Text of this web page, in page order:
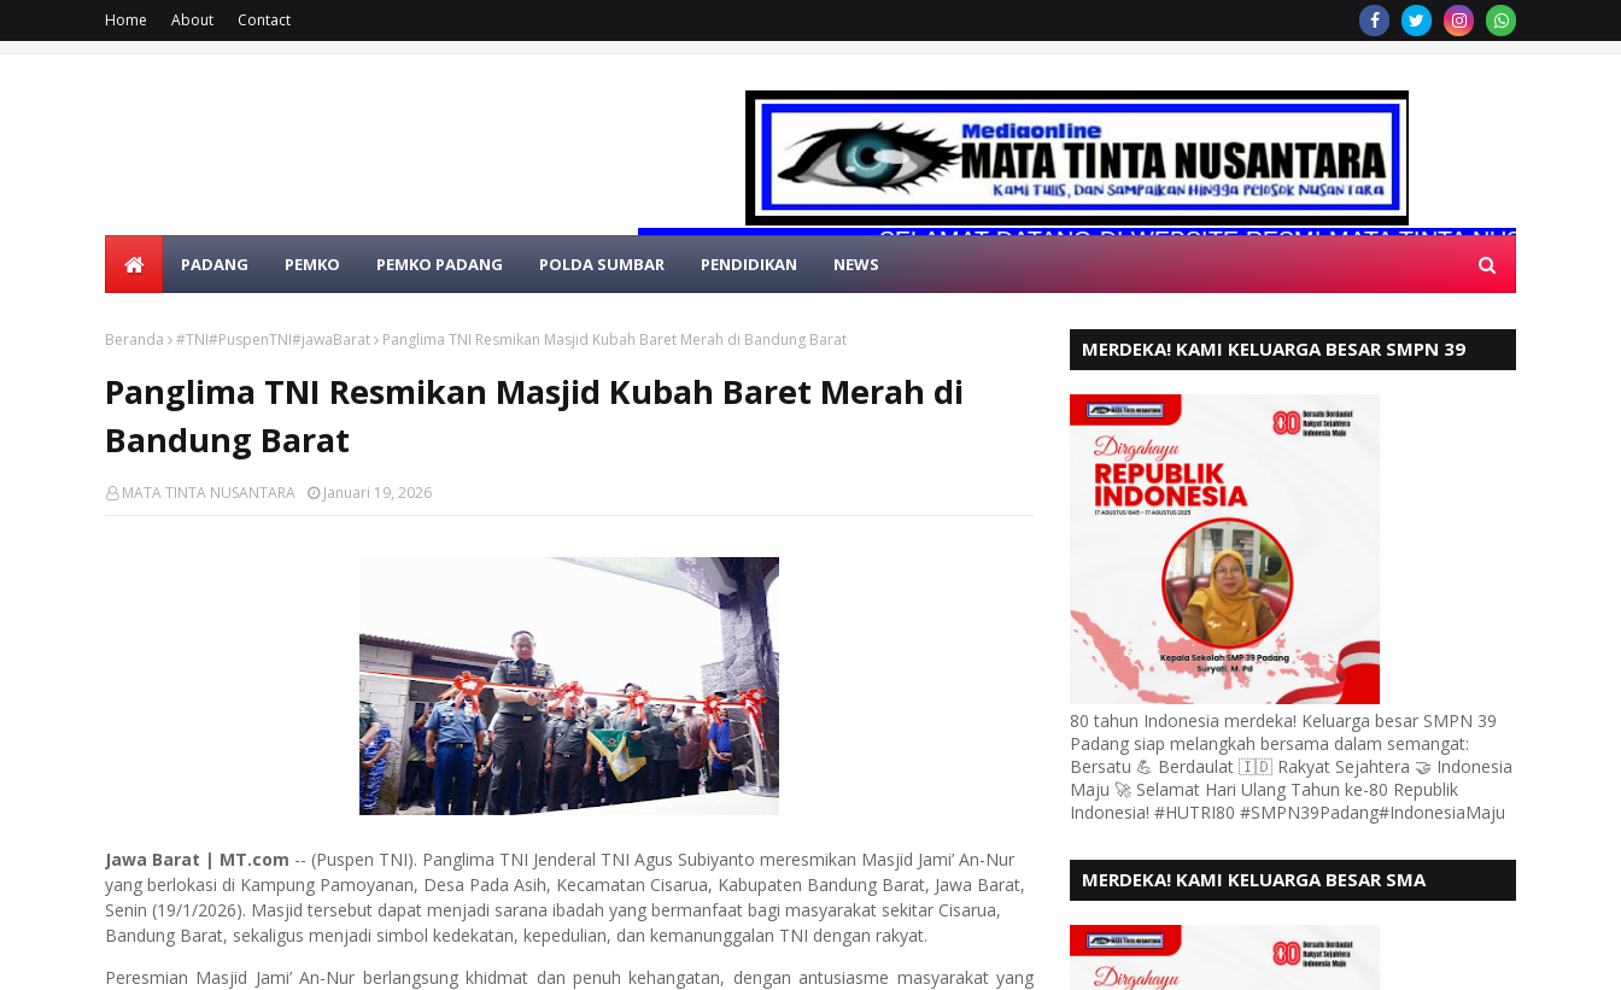
Home About Contact
SELAMAT DATANG DI WEBSITE RESMI MATA TINTA NUSANTARA
PADANG PEMKO PEMKO PADANG POLDA SUMBAR PENDIDIKAN NEWS
Beranda #TNI#PuspenTNI#jawaBarat Panglima TNI Resmikan Masjid Kubah Baret Merah di Bandung Barat
Panglima TNI Resmikan Masjid Kubah Baret Merah di
Bandung Barat
MATA TINTA NUSANTARA Januari 19, 2026
Jawa Barat | MT.com -- (Puspen TNI). Panglima TNI Jenderal TNI Agus Subiyanto meresmikan Masjid Jami’ An-Nur
yang berlokasi di Kampung Pamoyanan, Desa Pada Asih, Kecamatan Cisarua, Kabupaten Bandung Barat, Jawa Barat,
Senin (19/1/2026). Masjid tersebut dapat menjadi sarana ibadah yang bermanfaat bagi masyarakat sekitar Cisarua,
Bandung Barat, sekaligus menjadi simbol kedekatan, kepedulian, dan kemanunggalan TNI dengan rakyat.
Peresmian Masjid Jami’ An-Nur berlangsung khidmat dan penuh kehangatan, dengan antusiasme masyarakat yang
MERDEKA! KAMI KELUARGA BESAR SMPN 39
80 tahun Indonesia merdeka! Keluarga besar SMPN 39
Padang siap melangkah bersama dalam semangat:
Bersatu 💪 Berdaulat 🇮🇩 Rakyat Sejahtera 🤝 Indonesia
Maju 🚀 Selamat Hari Ulang Tahun ke-80 Republik
Indonesia! #HUTRI80 #SMPN39Padang#IndonesiaMaju
MERDEKA! KAMI KELUARGA BESAR SMA
KE - 80, MOTO" BERSATU BERD